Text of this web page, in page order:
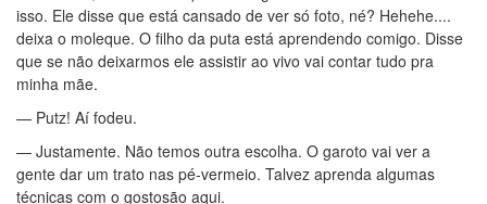
isso. Ele disse que está cansado de ver só foto, né? Hehehe....
deixa o moleque. O filho da puta está aprendendo comigo. Disse
que se não deixarmos ele assistir ao vivo vai contar tudo pra
minha mãe.
— Putz! Aí fodeu.
— Justamente. Não temos outra escolha. O garoto vai ver a
gente dar um trato nas pé-vermeio. Talvez aprenda algumas
técnicas com o gostosão aqui.